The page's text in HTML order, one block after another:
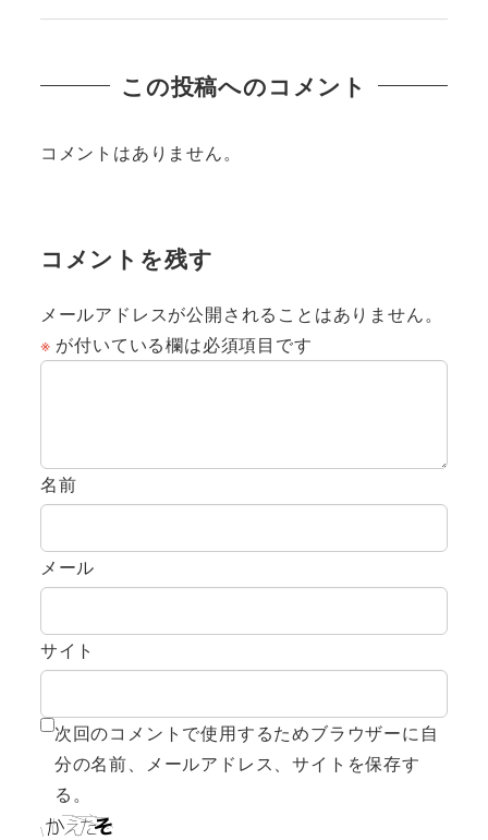
この投稿へのコメント
コメントはありません。
コメントを残す
メールアドレスが公開されることはありません。
※ が付いている欄は必須項目です
名前
メール
サイト
次回のコメントで使用するためブラウザーに自
分の名前、メールアドレス、サイトを保存す
る。